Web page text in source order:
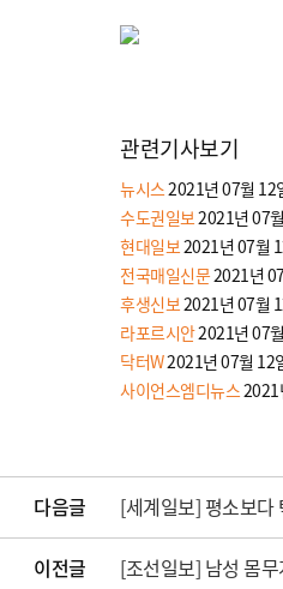
관련기사보기
뉴시스2021년 07월 12
수도권일보2021년 07
현대일보2021년 07월
전국매일신문2021년
후생신보2021년 07월
라포르시안2021년 07
닥터W2021년 07월 12
사이언스엠디뉴스2021
다음글 [세계일보] 평소보다
이전글 [조선일보] 남성 몸